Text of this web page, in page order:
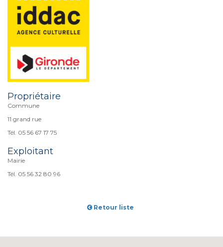
Propriétaire
Commune
11 grand rue
Tél. 05 56 67 17 75
Exploitant
Mairie
Tél. 05 56 32 80 96
Retour liste